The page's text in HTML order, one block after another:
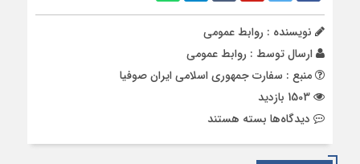
نویسنده : روابط عمومی
ارسال توسط : روابط عمومی
منبع : سفارت جمهوری اسلامی ایران صوفیا
دیدگاه‌ها برای
بسته هستند